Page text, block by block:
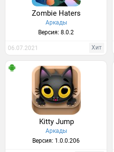
Zombie Haters
Аркады
Версия: 8.0.2
06.07.2021 Хит
Kitty Jump
Аркады
Версия: 1.0.0.206